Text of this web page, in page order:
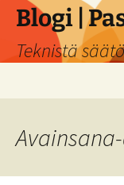
Siirry
sisältöön
Blogi |
Teknistä